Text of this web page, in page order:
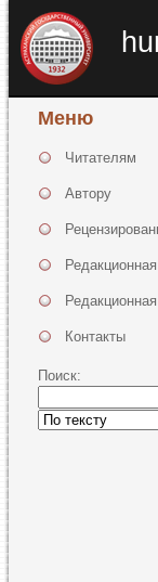
Меню
Читателям
Автору
Контакты
Поиск: